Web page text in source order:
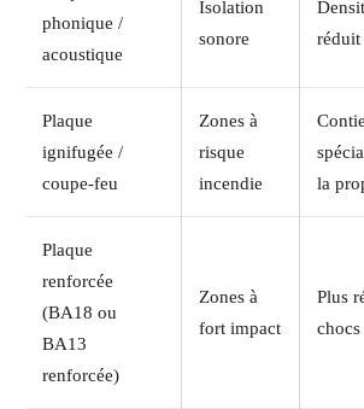
phonique /
acoustique
Isolation
sonore
réduit
Plaque
ignifugée /
coupe-feu
Zones à
risque
incendie
la
Plaque
renforcée
(BA18 ou
BA13
renforcée)
Zones à
fort impact
Plus
chocs